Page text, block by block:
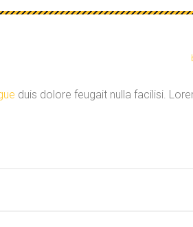
duis dolore feugait nulla facilisi.